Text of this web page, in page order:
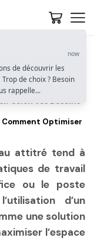
Sécurité Et
Selon Vos Besoins
Comment Optimiser
attitré tend à
de travail
ou le poste
d’un
une solution
l’espace
now
de découvrir les
de choix ? Besoin
rappelle...